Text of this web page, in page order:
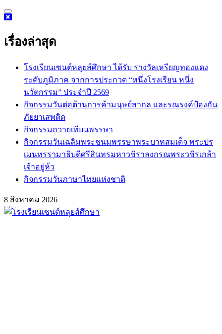
Skip
to
เรื่องล่าสุด
โรงเรียนเซนต์หลุยส์ศึกษา ได้รับ รางวัลเหรียญทองแดง
ระดับภูมิภาค จากการประกวด “หนึ่งโรงเรียน หนึ่ง
นวัตกรรม” ประจำปี 2569
กิจกรรม​วันต่อต้านการค้ามนุษย์สากล และรณรงค์ป้องกัน
ภัยยาเสพติด
กิจกรรมถวายเทียนพรรษา
กิจกรรมวันเฉลิมพระชนมพรรษาพระบาทสมเด็จ พระปร
เมนทรรามาธิบดีศรีสินทรมหาวชิราลงกรณพระวชิรเกล้า
เจ้าอยู่ห้ว
กิจกรรมวันภาษาไทยแห่งชาติ
8 สิงหาคม 2026